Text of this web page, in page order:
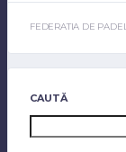
FEDERATIA DE
CAUTĂ